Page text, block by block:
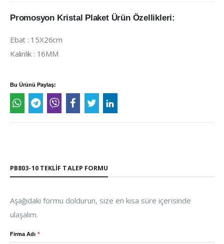
Promosyon Kristal Plaket Ürün Özellikleri:
Ebat : 15X26cm
Kalınlık : 16MM
Bu Ürünü Paylaş:
PB803-10 TEKLIF TALEP FORMU
Aşağıdaki formu doldurun, size en kısa süre içerisinde
ulaşalım.
Firma Adı